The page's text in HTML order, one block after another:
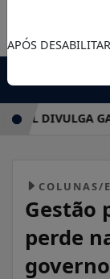
DIVULGA
COLUNAS/
Gestão
perde
APÓS